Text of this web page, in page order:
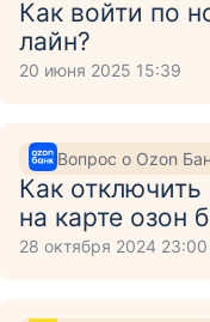
Как войти по
лайн?
20 июня 2025 15:39
Вопрос о Ozon
Как
на карте озон
28 октября 2024 23:00